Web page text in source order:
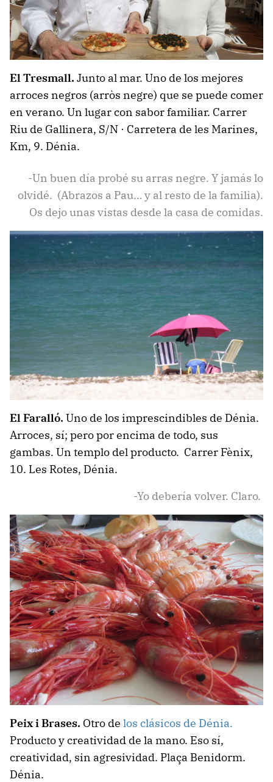
El Tresmall. Junto al mar. Uno de los mejores
arroces negros (arròs negre) que se puede comer
en verano. Un lugar con sabor familiar. Carrer
Riu de Gallinera, S/N · Carretera de les Marines,
Km, 9. Dénia.
-Un buen día probé su arras negre. Y jamás lo
olvidé. (Abrazos a Pau… y al resto de la familia).
Os dejo unas vistas desde la casa de comidas.
El Faralló. Uno de los imprescindibles de Dénia.
Arroces, sí; pero por encima de todo, sus
gambas. Un templo del producto. Carrer Fènix,
10. Les Rotes, Dénia.
-Yo debería volver. Claro.
Peix i Brases. Otro de los clásicos de Dénia.
Producto y creatividad de la mano. Eso sí,
creatividad, sin agresividad. Plaça Benidorm.
Dénia.